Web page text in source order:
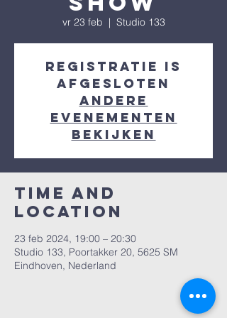
vr 23 feb
  |
Studio 133
Registratie is
afgesloten
Andere
evenementen
bekijken
Time and
Location
23 feb 2024, 19:00 – 20:30
Studio 133, Poortakker 20, 5625 SM
Eindhoven, Nederland